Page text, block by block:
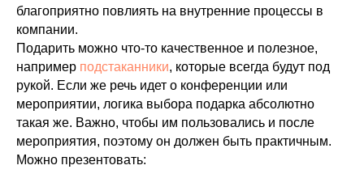
благоприятно повлиять на внутренние процессы в
компании.
Подарить можно что-то качественное и полезное,
например подстаканники, которые всегда будут под
рукой. Если же речь идет о конференции или
мероприятии, логика выбора подарка абсолютно
такая же. Важно, чтобы им пользовались и после
мероприятия, поэтому он должен быть практичным.
Можно презентовать: